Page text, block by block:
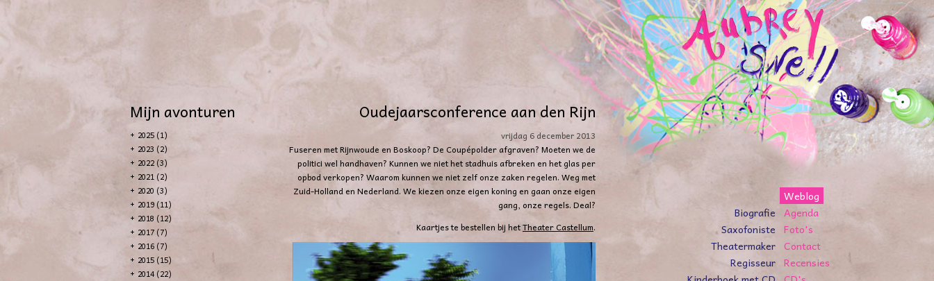
Weblog
Agenda
Foto's
Contact
Recensies
Biografie
Saxofoniste
Theatermaker
Regisseur
Mijn avonturen
+ 2025 (1)
+ 2023 (2)
+ 2022 (3)
+ 2021 (2)
+ 2020 (3)
+ 2019 (11)
+ 2018 (12)
+ 2017 (7)
+ 2016 (7)
+ 2015 (15)
+ 2014 (22)
Oudejaarsconference aan den Rijn
vrijdag 6 december 2013
Fuseren met Rijnwoude en Boskoop? De Coupépolder afgraven? Moeten we de
politici wel handhaven? Kunnen we niet het stadhuis afbreken en het glas per
opbod verkopen? Waarom kunnen we niet zelf onze zaken regelen. Weg met
Zuid-Holland en Nederland. We kiezen onze eigen koning en gaan onze eigen
gang, onze regels. Deal?
Kaartjes te bestellen bij hetTheater Castellum.